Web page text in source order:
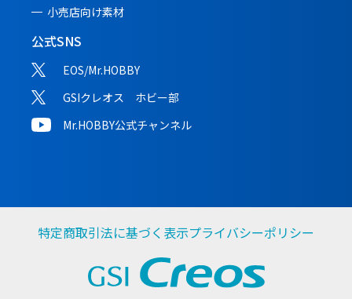
小売店向け素材
公式SNS
EOS/Mr.HOBBY
GSIクレオス ホビー部
Mr.HOBBY公式チャンネル
特定商取引法に基づく表示プライバシーポリシー